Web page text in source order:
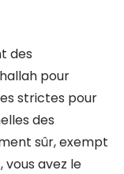
des
pour
strictes pour
des
sûr, exempt
vous avez le